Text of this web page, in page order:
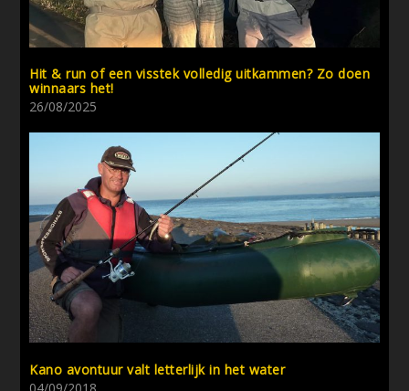
Hit & run of een visstek volledig uitkammen? Zo doen
winnaars het!
26/08/2025
Kano avontuur valt letterlijk in het water